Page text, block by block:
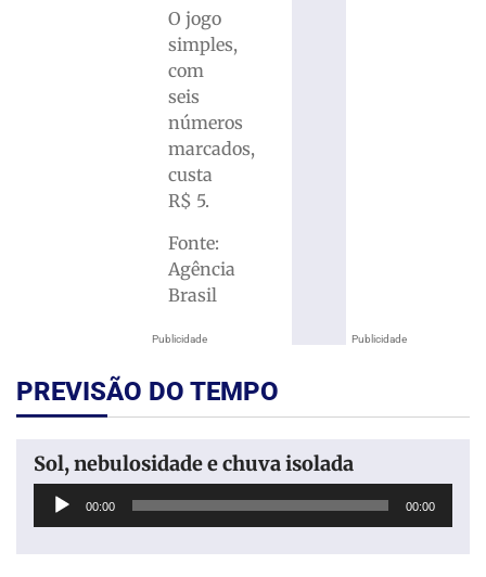
Publicidade
O jogo
simples,
com
seis
números
marcados,
custa
R$ 5.
Fonte:
Agência
Brasil
Publicidade
PREVISÃO DO TEMPO
Sol, nebulosidade e chuva isolada
Tocador
00:00 00:00